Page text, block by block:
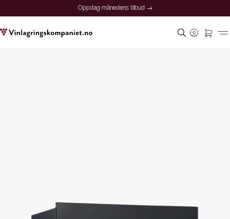
Oppdag månedens tilbud →